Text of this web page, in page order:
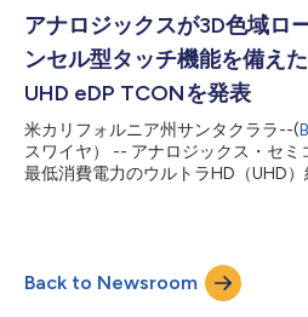
ANX7580は、単一パネルに4レーン
力と4つのMIPIレーンを備え、組み
クスプロセッサ（GPU）、および最
ィスプレイで使用されているMIPIデ
このような製品では、次のような
れています。 ディスプレイポート
みディスプレイポート（eDP）に対
ピューティング・アーキテクチャー
アナロジックスが3D色域ロ
ンセル型タッチ機能を備え
UHD eDP TCONを発表
米カリフォルニア州サンタクララ--(
スワイヤ） -- アナロジックス・セ
最低消費電力のウルトラHD（UHD
唯一の3D色域ローテーション機能、
（PSR）と選択的更新（PSR2）、
機能、インセル型タッチ機能（指お
Back to Newsroom